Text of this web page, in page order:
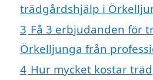
trädgårdshjälp i
3 Få 3 erbjudanden för
Örkelljunga från
4 Hur mycket kostar